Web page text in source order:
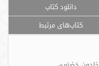
دانلود کتاب
کتاب‌های مرتبط